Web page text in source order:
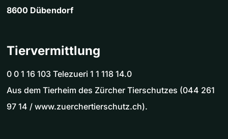
8600 Dübendorf
Tiervermittlung
0 0 1 16 103 Telezueri 1 1 118 14.0
Aus dem Tierheim des Zürcher Tierschutzes (044 261
97 14 / www.zuerchertierschutz.ch).